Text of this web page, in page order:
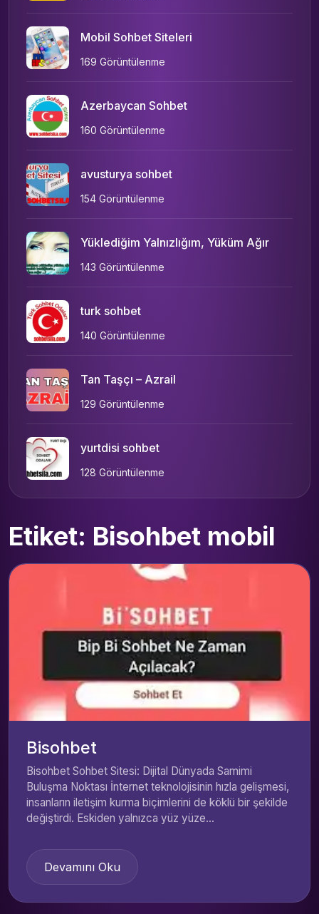
Mobil Sohbet Siteleri
169 Görüntülenme
Azerbaycan Sohbet
160 Görüntülenme
avusturya sohbet
154 Görüntülenme
Yüklediğim Yalnızlığım, Yüküm Ağır
143 Görüntülenme
turk sohbet
140 Görüntülenme
Tan Taşçı – Azrail
129 Görüntülenme
yurtdisi sohbet
128 Görüntülenme
Etiket: Bisohbet mobil
Bisohbet
Bisohbet Sohbet Sitesi: Dijital Dünyada Samimi
Buluşma Noktası İnternet teknolojisinin hızla gelişmesi,
insanların iletişim kurma biçimlerini de köklü bir şekilde
değiştirdi. Eskiden yalnızca yüz yüze...
Devamını Oku